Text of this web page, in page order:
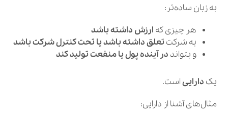
به زبان ساده‌تر:
هر چیزی که ارزش داشته باشد
به شرکت تعلق داشته باشد یا تحت کنترل شرکت باشد
و بتواند در آینده پول یا منفعت تولید کند
یک داراییاست.
مثال‌های آشنا از دارایی: